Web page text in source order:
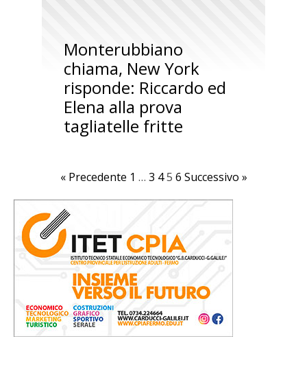
Monterubbiano
chiama, New York
risponde: Riccardo ed
Elena alla prova
tagliatelle fritte
« Precedente 1 … 3 4 5 6 Successivo »